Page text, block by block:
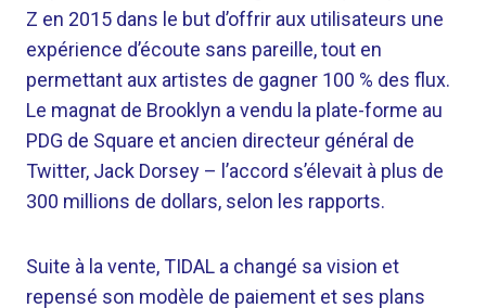
Z en 2015 dans le but d’offrir aux utilisateurs une
expérience d’écoute sans pareille, tout en
permettant aux artistes de gagner 100 % des flux.
Le magnat de Brooklyn a vendu la plate-forme au
PDG de Square et ancien directeur général de
Twitter, Jack Dorsey – l’accord s’élevait à plus de
300 millions de dollars, selon les rapports.
Suite à la vente, TIDAL a changé sa vision et
repensé son modèle de paiement et ses plans